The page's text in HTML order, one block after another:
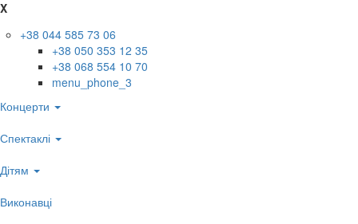
X
+38 044 585 73 06
+38 050 353 12 35
+38 068 554 10 70
menu_phone_3
Концерти
Спектаклі
Дітям
Виконавці